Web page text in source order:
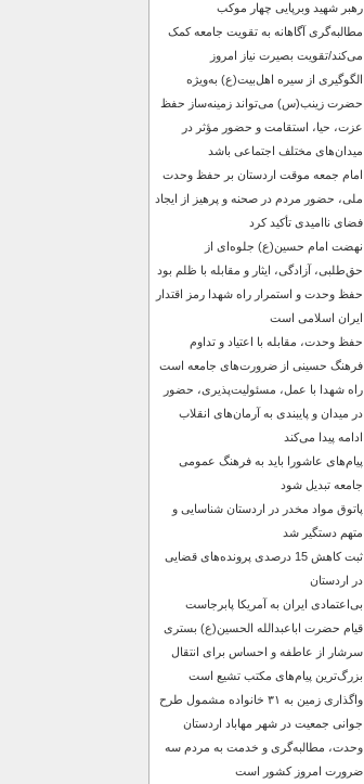
رهبر شهید وبرپایی چهار موکب
مطالبه‌گری آگاهانه به تقویت جامعه کمک
می‌کند/تقویت بصیرت نیاز امروز
الگوگیری از سیره اهل‌بیت(ع) به‌ویژه
حضرت زینب(س) می‌تواند زمینه‌ساز حفظ
عزت، حیا، استقامت و حضور مؤثر در
میدان‌های مختلف اجتماعی باشد
امام جمعه موقت اردستان بر حفظ وحدت
ملی، حضور مردم در صحنه و پرهیز از ایجاد
فضای ناامیدی تأکید کرد
نهضت امام حسین(ع) جلوه‌ای از
حق‌طلبی، آزادگی، ایثار و مقابله با ظلم بود
حفظ وحدت و استمرار راه شهدا رمز اقتدار
ایران اسلامی است
حفظ وحدت، مقابله با اعتیاد و تداوم
فرهنگ حسینی از ضرورت‌های جامعه است
راه شهدا با عمل، مسئولیت‌پذیری، حضور
در میدان و پایبندی به آرمان‌های انقلاب
ادامه پیدا می‌کند
پیام‌های عاشورا باید به فرهنگ عمومی
جامعه تبدیل شود
پاتوق مواد مخدر در اردستان شناسایی و
متهم دستگیر شد
ثبت کاهش 15 درصدی پرونده‌های قضایی
در اردستان
بی‌اعتمادی ایران به آمریکا پابرجاست
قیام حضرت اباعبدالله الحسین(ع) بستری
سرشار از عاطفه و احساس برای انتقال
بزرگ‌ترین پیام‌های مکتب تشیع است
واگذاری زمین به ۳۱ خانواده مشمول طرح
جوانی جمعیت در شهر مهاباد اردستان
وحدت، مطالبه‌گری و خدمت به مردم سه
ضرورت امروز کشور است